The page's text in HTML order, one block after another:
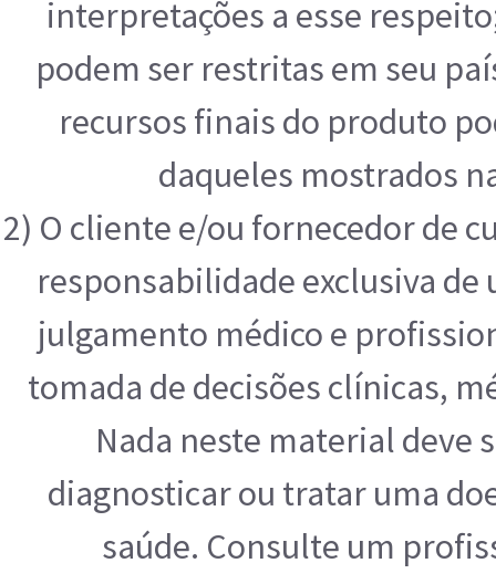
interpretações a esse
podem ser restritas em seu
recursos finais do produto
daqueles mostrados
2) O cliente e/ou fornecedor de
responsabilidade exclusiva
julgamento médico e
tomada de decisões clínicas,
Nada neste material deve
diagnosticar ou tratar uma
saúde. Consulte um